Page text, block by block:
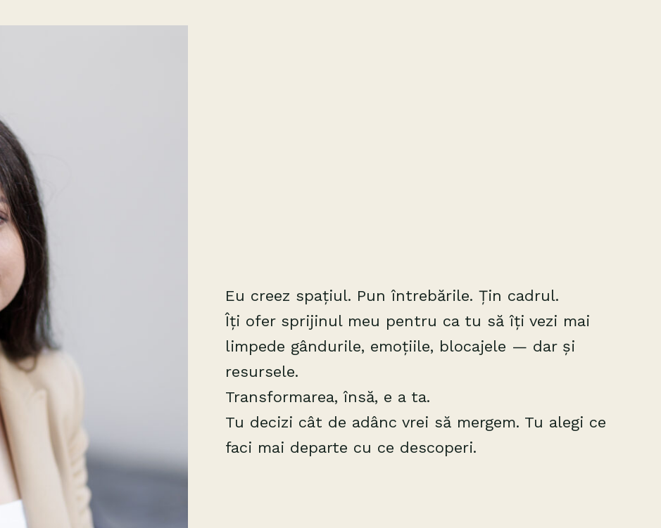
Eu creez spațiul. Pun întrebările. Țin cadrul.
Îți ofer sprijinul meu pentru ca tu să îți vezi mai
limpede gândurile, emoțiile, blocajele — dar și
resursele.
Transformarea, însă, e a ta.
Tu decizi cât de adânc vrei să mergem. Tu alegi ce
faci mai departe cu ce descoperi.